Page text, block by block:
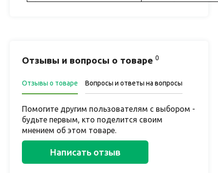
Отзывы и вопросы о товаре 0
Отзывы о товаре Вопросы и ответы на вопросы
Помогите другим пользователям с выбором -
будьте первым, кто поделится своим
мнением об этом товаре.
Написать отзыв